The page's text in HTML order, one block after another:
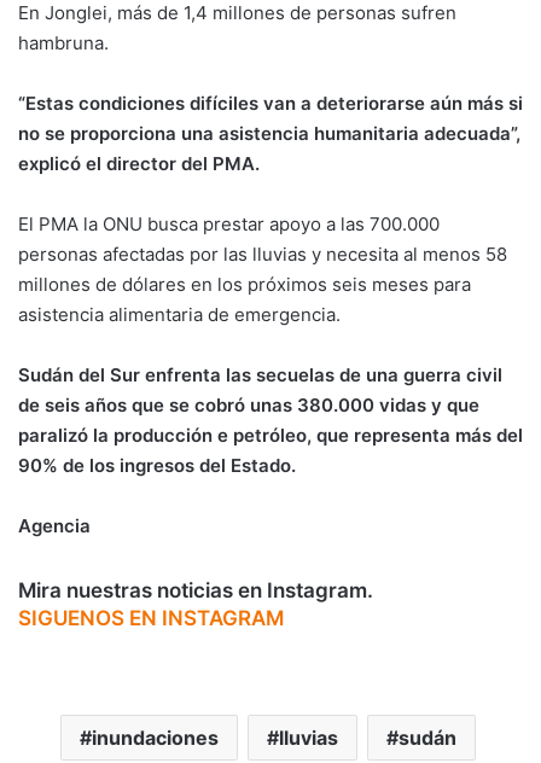
En Jonglei, más de 1,4 millones de personas sufren
hambruna.
“Estas condiciones difíciles van a deteriorarse aún más si
no se proporciona una asistencia humanitaria adecuada”,
explicó el director del PMA.
El PMA la ONU busca prestar apoyo a las 700.000
personas afectadas por las lluvias y necesita al menos 58
millones de dólares en los próximos seis meses para
asistencia alimentaria de emergencia.
Sudán del Sur enfrenta las secuelas de una guerra civil
de seis años que se cobró unas 380.000 vidas y que
paralizó la producción e petróleo, que representa más del
90% de los ingresos del Estado.
Agencia
Mira nuestras noticias en Instagram.
SIGUENOS EN INSTAGRAM
inundaciones lluvias sudán